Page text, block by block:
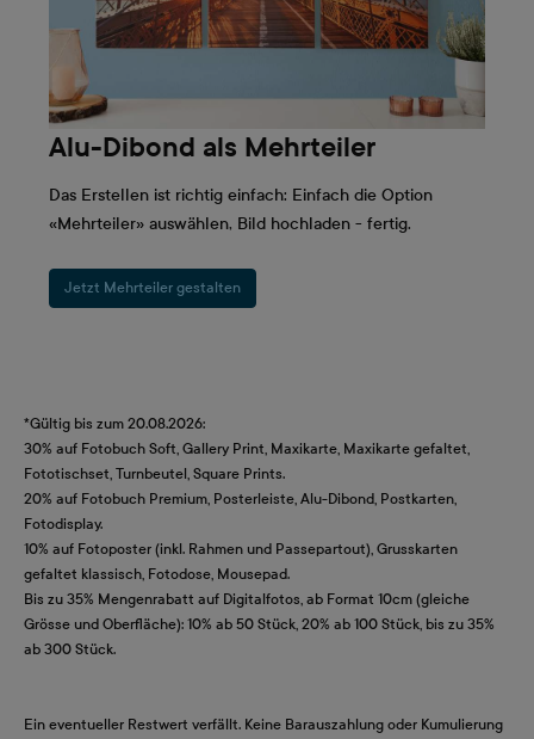
Alu-Dibond als Mehrteiler
Das Erstellen ist richtig einfach: Einfach die Option
«Mehrteiler» auswählen, Bild hochladen - fertig.
Jetzt Mehrteiler gestalten
*Gültig bis zum 20.08.2026:
30% auf Fotobuch Soft, Gallery Print, Maxikarte, Maxikarte gefaltet,
Fototischset, Turnbeutel, Square Prints.
20% auf Fotobuch Premium, Posterleiste, Alu-Dibond, Postkarten,
Fotodisplay.
10% auf Fotoposter (inkl. Rahmen und Passepartout), Grusskarten
gefaltet klassisch, Fotodose, Mousepad.
Bis zu 35% Mengenrabatt auf Digitalfotos, ab Format 10cm (gleiche
Grösse und Oberfläche): 10% ab 50 Stück, 20% ab 100 Stück, bis zu 35%
ab 300 Stück.
Ein eventueller Restwert verfällt. Keine Barauszahlung oder Kumulierung